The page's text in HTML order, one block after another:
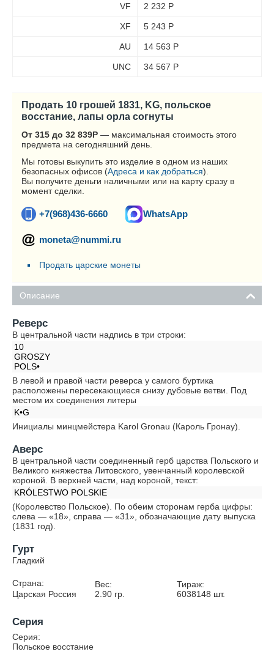
VF 2 232 Р
XF 5 243 Р
AU 14 563 Р
UNC 34 567 Р
Продать 10 грошей 1831, KG, польское
восстание, лапы орла согнуты
От 315 до 32 839Р — максимальная стоимость этого
предмета на сегодняшний день.
Мы готовы выкупить это изделие в одном из наших
безопасных офисов (Адреса и как добраться).
Вы получите деньги наличными или на карту сразу в
момент сделки.
+7(968)436-6660 WhatsApp
moneta@nummi.ru
Продать царские монеты
Описание
Реверс
В центральной части надпись в три строки:
10
GROSZY
POLS•
В левой и правой части реверса у самого буртика
расположены пересекающиеся снизу дубовые ветви. Под
местом их соединения литеры
K•G
Инициалы минцмейстера Karol Gronau (Кароль Гронау).
Аверс
В центральной части соединенный герб царства Польского и
Великого княжества Литовского, увенчанный королевской
короной. В верхней части, над короной, текст:
KRÓLESTWO POLSKIE
(Королевство Польское). По обеим сторонам герба цифры:
слева — «18», справа — «31», обозначающие дату выпуска
(1831 год).
Гурт
Гладкий
Страна:
Царская Россия
Вес:
2.90гр.
Тираж:
6038148 шт.
Серия
Серия:
Польское восстание